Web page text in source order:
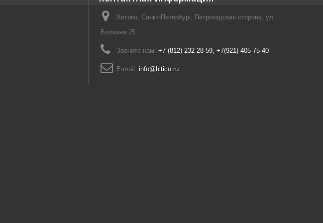
Хитико, Санкт-Петербург, Петрогадская сторона, ул.
Блохина 25
Звоните нам: +7 (812) 232-28-59, +7(921) 405-75-40
E-mail: info@hitico.ru